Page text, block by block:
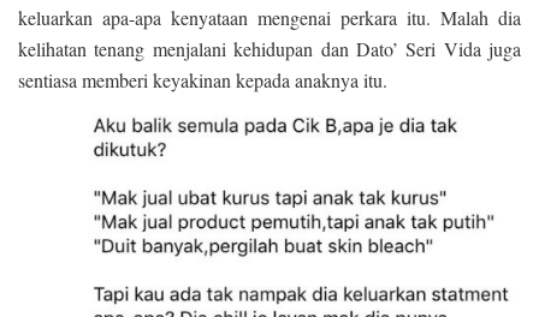
keluarkan apa-apa kenyataan mengenai perkara itu. Malah dia
kelihatan tenang menjalani kehidupan dan Dato’ Seri Vida juga
sentiasa memberi keyakinan kepada anaknya itu.